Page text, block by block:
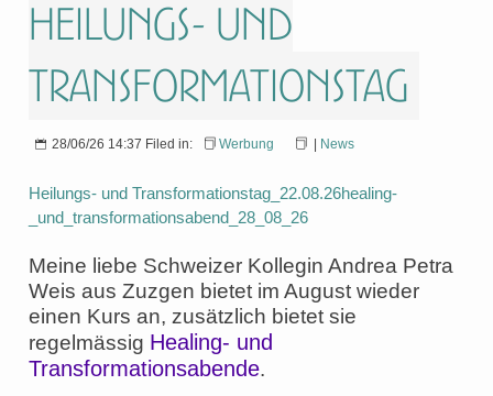
Heilungs- und
Transformationstag
28/06/26 14:37 Filed in: Werbung News
Heilungs- und Transformationstag_22.08.26healing-
_und_transformationsabend_28_08_26
Meine liebe Schweizer Kollegin Andrea Petra
Weis aus Zuzgen bietet im August wieder
einen Kurs an, zusätzlich bietet sie
regelmässig Healing- und
Transformationsabende.